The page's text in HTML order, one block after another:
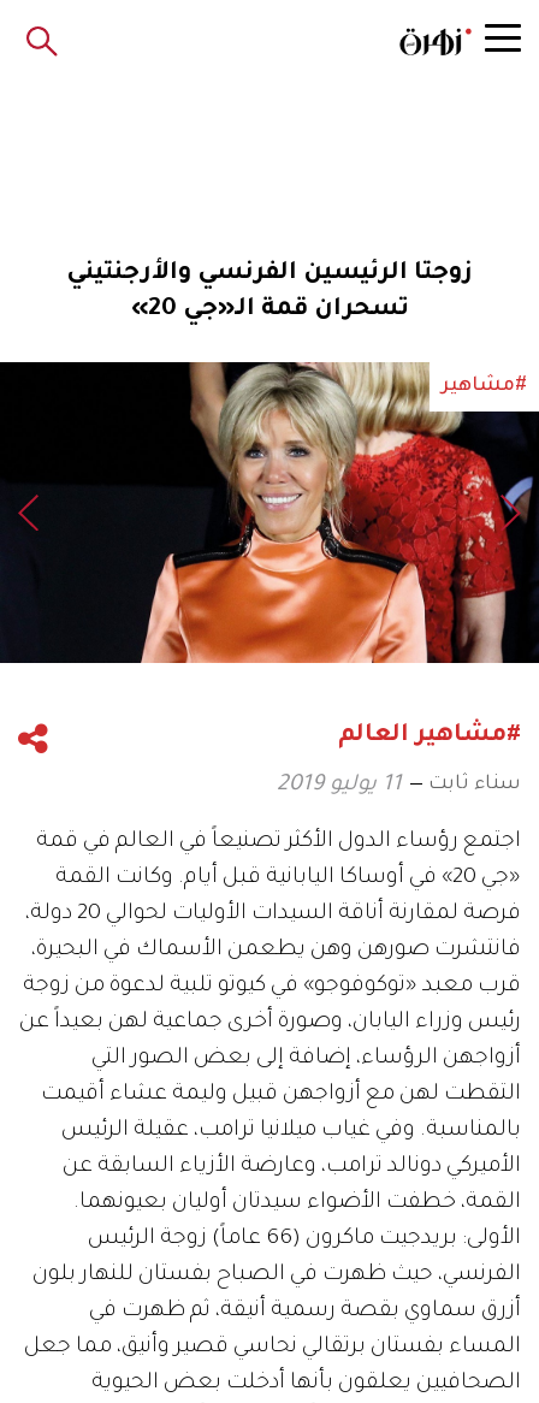
زوجتا الرئيسين الفرنسي والأرجنتيني
تسحران قمة الـ«جي 20»
#مشاهير
#مشاهير العالم
سناء ثابت 11 يوليو 2019
اجتمع رؤساء الدول الأكثر تصنيعاً في العالم في قمة
«جي 20» في أوساكا اليابانية قبل أيام. وكانت القمة
فرصة لمقارنة أناقة السيدات الأوليات لحوالي 20 دولة،
فانتشرت صورهن وهن يطعمن الأسماك في البحيرة،
قرب معبد «توكوفوجو» في كيوتو تلبية لدعوة من زوجة
رئيس وزراء اليابان، وصورة أخرى جماعية لهن بعيداً عن
أزواجهن الرؤساء، إضافة إلى بعض الصور التي
التقطت لهن مع أزواجهن قبيل وليمة عشاء أقيمت
بالمناسبة. وفي غياب ميلانيا ترامب، عقيلة الرئيس
الأميركي دونالد ترامب، وعارضة الأزياء السابقة عن
القمة، خطفت الأضواء سيدتان أوليان بعيونهما.
الأولى: بريدجيت ماكرون (66 عاماً) زوجة الرئيس
الفرنسي، حيث ظهرت في الصباح بفستان للنهار بلون
أزرق سماوي بقصة رسمية أنيقة، ثم ظهرت في
المساء بفستان برتقالي نحاسي قصير وأنيق، مما جعل
الصحافيين يعلقون بأنها أدخلت بعض الحيوية